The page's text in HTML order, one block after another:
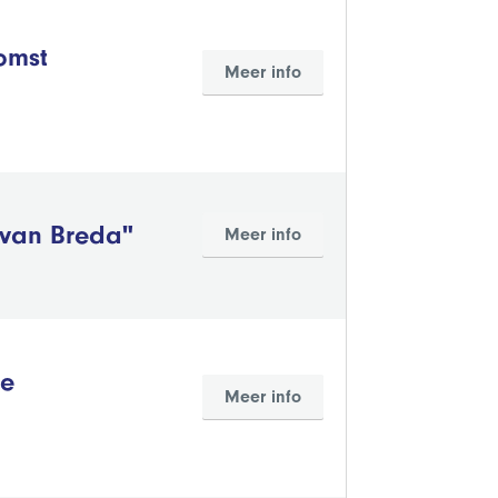
Meer info
Breda" Meer info
Meer info